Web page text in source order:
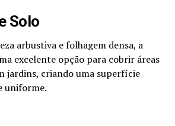
Solo
arbustiva e folhagem densa, a
excelente opção para cobrir áreas
jardins, criando uma superfície
uniforme.